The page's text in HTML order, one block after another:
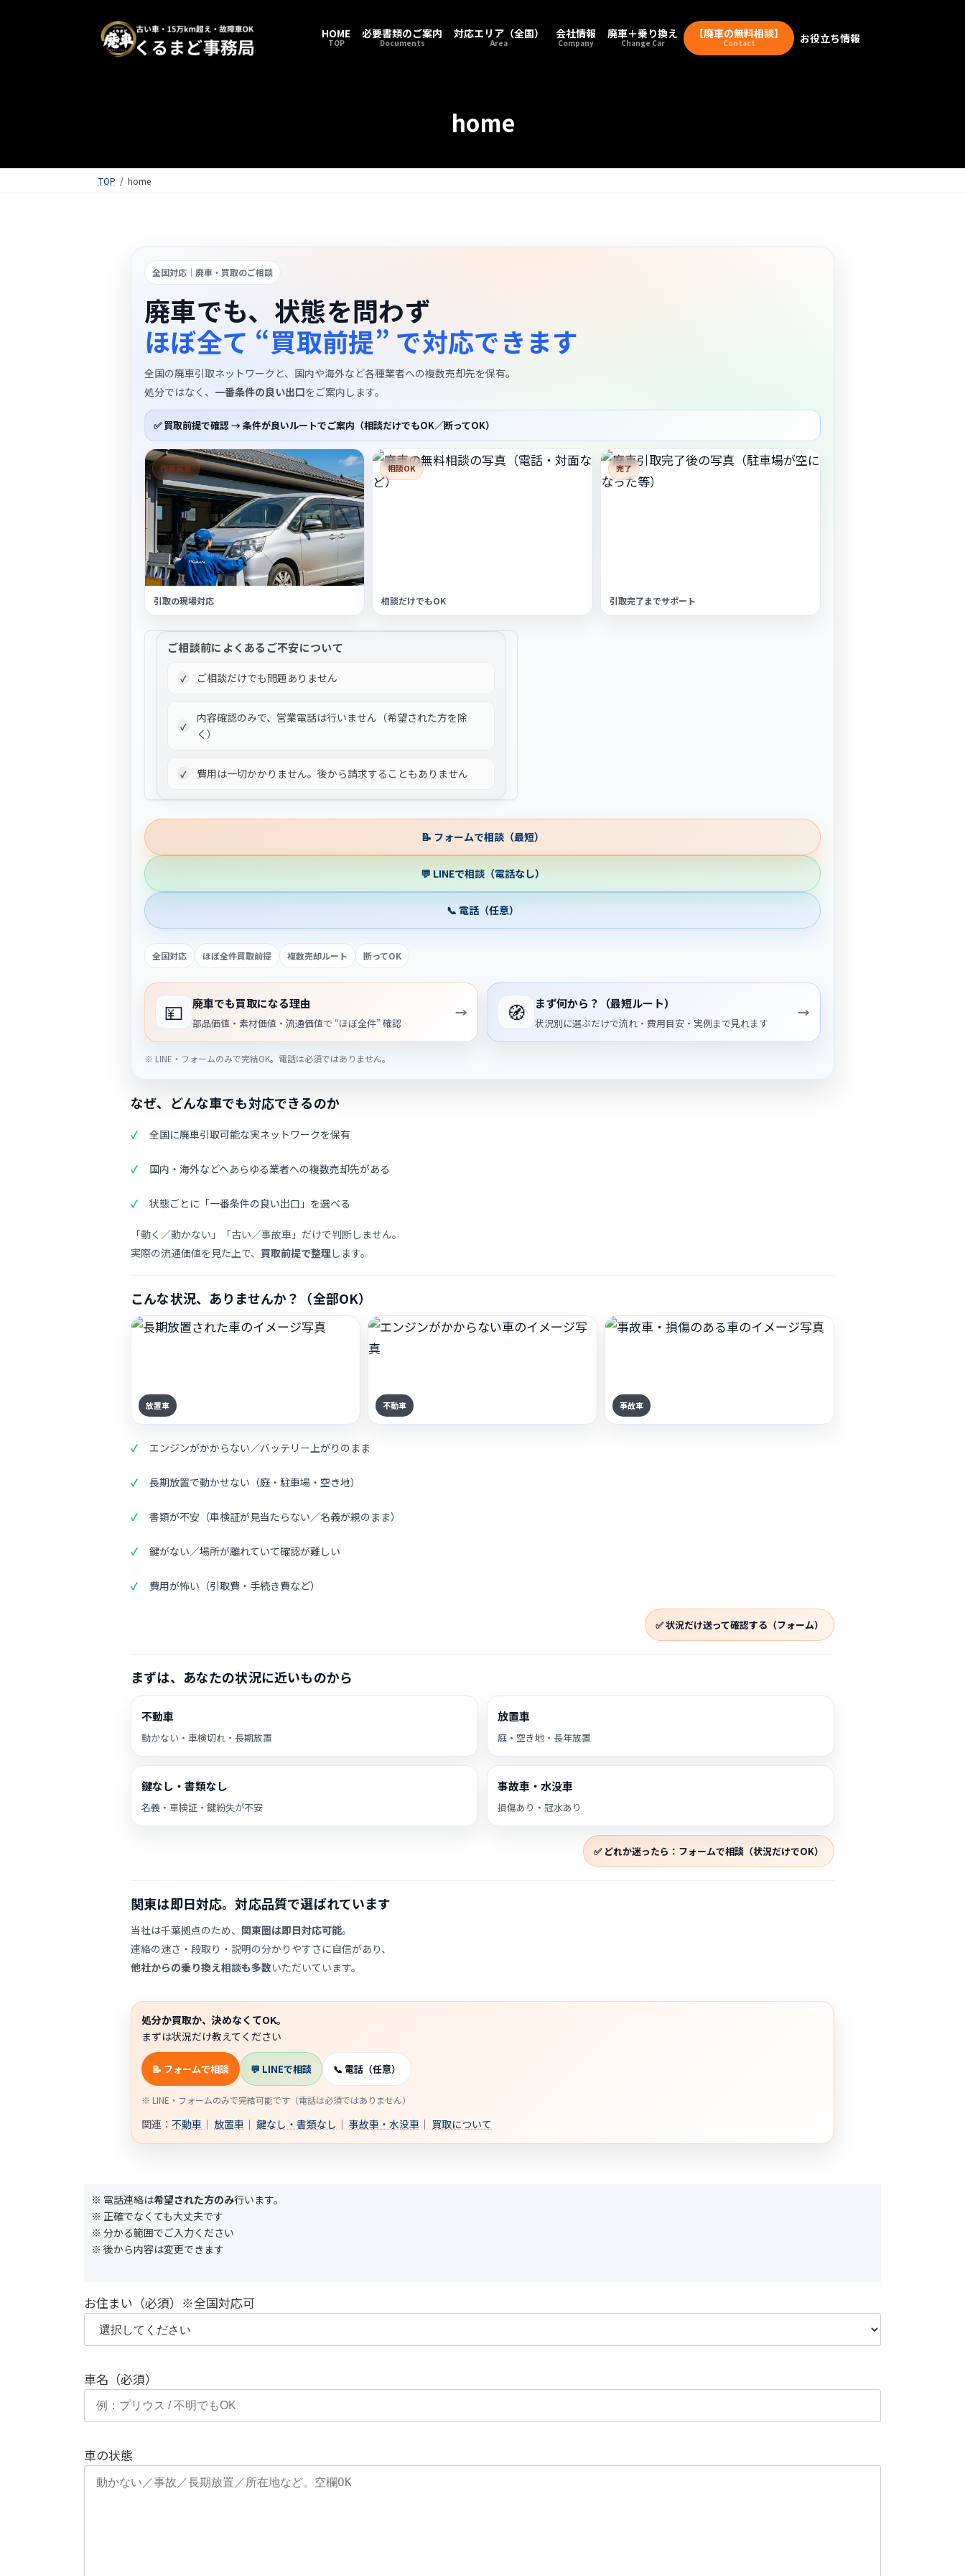
HOME
TOP
必要書類のご案内
Documents
対応エリア（全国）
Area
会社情報
Company
廃車＋乗り換え
Change Car
【廃車の無料相談】
Contact お役立ち情報
home
TOP home
全国対応｜廃車・買取のご相談
廃車でも、状態を問わず
ほぼ全て “買取前提” で対応できます
全国の廃車引取ネットワークと、国内や海外など各種業者への複数売却先を保有。
処分ではなく、 一番条件の良い出口をご案内します。
✅ 買取前提で確認 → 条件が良いルートでご案内（相談だけでもOK／断ってOK）
作業風景
引取の現場対応
相談OK
相談だけでもOK
完了
引取完了までサポート
ご相談前によくあるご不安について
ご相談だけでも問題ありません
内容確認のみで、営業電話は行いません（希望された方を除
く）
費用は一切かかりません。後から請求することもありません
📝 フォームで相談（最短）
💬 LINEで相談（電話なし）
📞 電話（任意）
全国対応 ほぼ全件買取前提 複数売却ルート 断ってOK
💴 廃車でも買取になる理由
部品価値・素材価値・流通価値で “ほぼ全件” 確認
→ 🧭 まず何から？（最短ルート）
状況別に選ぶだけで流れ・費用目安・実例まで見れます
→
※ LINE・フォームのみで完結OK。電話は必須ではありません。
なぜ、どんな車でも対応できるのか
全国に廃車引取可能な実ネットワークを保有
国内・海外などへあらゆる業者への複数売却先がある
状態ごとに「一番条件の良い出口」を選べる
「動く／動かない」「古い／事故車」だけで判断しません。
実際の流通価値を見た上で、 買取前提で整理 します。
こんな状況、ありませんか？（全部OK）
放置車 不動車 事故車
エンジンがかからない／バッテリー上がりのまま
長期放置で動かせない（庭・駐車場・空き地）
書類が不安（車検証が見当たらない／名義が親のまま）
鍵がない／場所が離れていて確認が難しい
費用が怖い（引取費・手続き費など）
✅ 状況だけ送って確認する（フォーム）
まずは、あなたの状況に近いものから
不動車
動かない・車検切れ・長期放置
放置車
庭・空き地・長年放置
鍵なし・書類なし
名義・車検証・鍵紛失が不安
事故車・水没車
損傷あり・冠水あり
✅ どれか迷ったら：フォームで相談（状況だけでOK）
関東は即日対応。対応品質で選ばれています
当社は千葉拠点のため、 関東圏は即日対応可能。
連絡の速さ・段取り・説明の分かりやすさに自信があり、
他社からの乗り換え相談も多数いただいています。
処分か買取か、決めなくてOK。
まずは状況だけ教えてください
📝 フォームで相談 💬 LINEで相談 📞 電話（任意）
※ LINE・フォームのみで完結可能です（電話は必須ではありません）
関連： 不動車 ｜ 放置車 ｜ 鍵なし・書類なし ｜ 事故車・水没車 ｜ 買取について
※ 電話連絡は希望された方のみ行います。
※ 正確でなくても大丈夫です
※ 分かる範囲でご入力ください
※ 後から内容は変更できます
お住まい（必須）※全国対応可
車名（必須）
車の状態